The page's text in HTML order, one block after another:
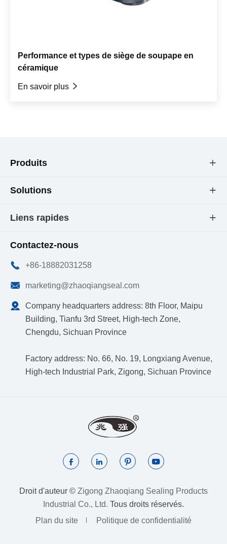
Performance et types de siège de soupape en
céramique
En savoir plus 
Produits 
Solutions 
Liens rapides 
Contactez-nous
 +86-18882031258
 marketing@zhaoqiangseal.com

Company headquarters address: 8th Floor, Maipu
Building, Tianfu 3rd Street, High-tech Zone,
Chengdu, Sichuan Province
Factory address: No. 66, No. 19, Longxiang Avenue,
High-tech Industrial Park, Zigong, Sichuan Province
   
Droit d'auteur © Zigong Zhaoqiang Sealing Products
Industrial Co., Ltd. Tous droits réservés.
Plan du site
Politique de confidentialité